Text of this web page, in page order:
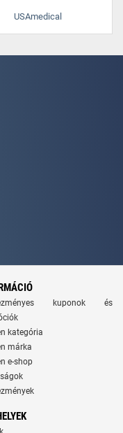
USAmedical
kuponok és
kategória
márka
e-shop